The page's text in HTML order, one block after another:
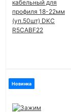
Новинка